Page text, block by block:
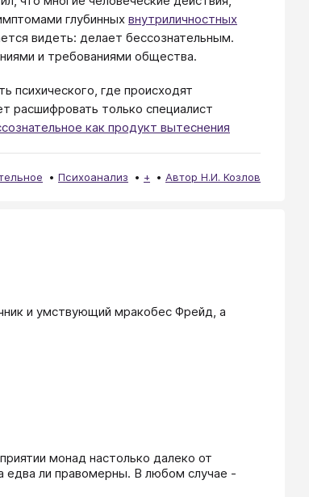
глубинных внутриличностных
видеть: делает бессознательным.
и требованиями общества.
психического, где происходят
расшифровать только специалист
как продукт вытеснения
Психоанализ + Автор Н.И. Козлов
и умствующий мракобес Фрейд, а
монад настолько далеко от
едва ли правомерны. В любом случае -